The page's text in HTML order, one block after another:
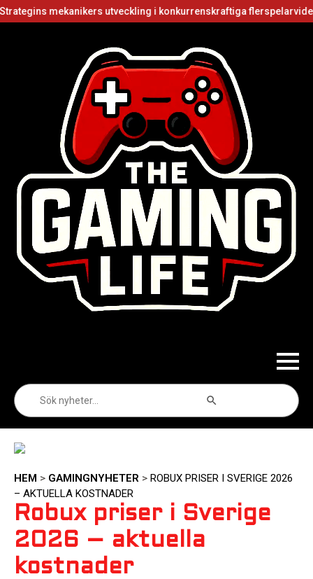
utveckling i konkurrenskraftiga flerspelarvideospel
efter:
HEM > GAMINGNYHETER > ROBUX PRISER I SVERIGE 2026
– AKTUELLA KOSTNADER
Robux priser i Sverige
2026 – aktuella
kostnader